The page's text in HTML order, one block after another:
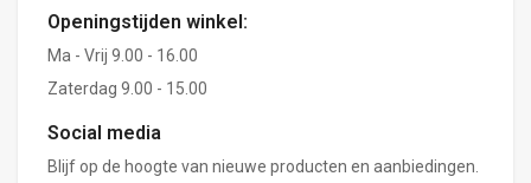
Openingstijden winkel:
Ma - Vrij 9.00 - 16.00
Zaterdag 9.00 - 15.00
Social media
Blijf op de hoogte van nieuwe producten en aanbiedingen.